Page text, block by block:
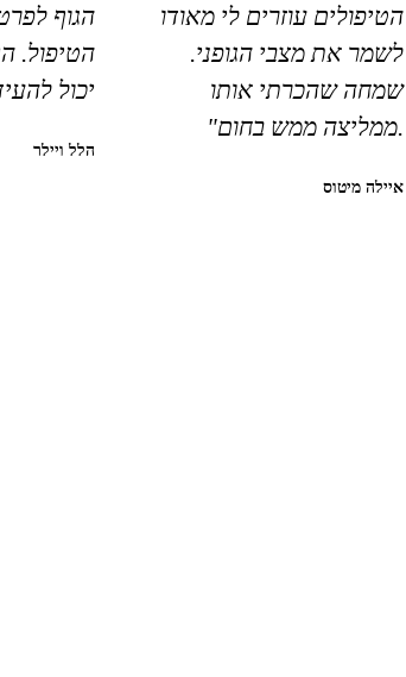
הטיפולים עוזרים לי מאודו
לשמר את מצבי הגופני.
שמחה שהכרתי אותו
.ממליצה ממש בחום"
איילה מיטוס
הגוף
הטיפול.
יכול
הלל ויילר